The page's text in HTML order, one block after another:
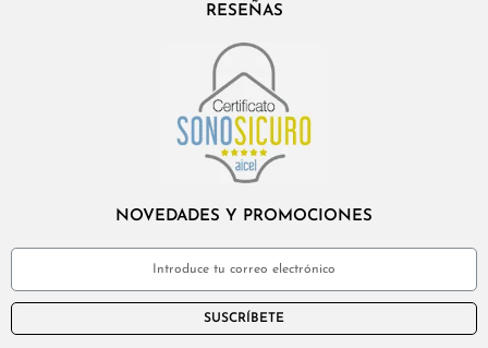
RESEÑAS
NOVEDADES Y PROMOCIONES
SUSCRÍBETE